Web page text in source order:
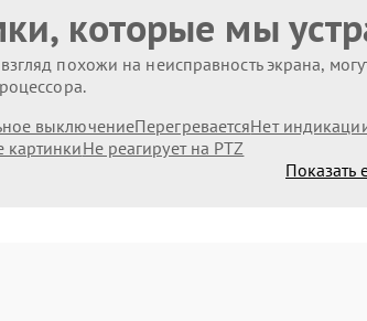
которые мы
похожи на неисправность экрана,
выключениеПерегреваетсяНет
Не реагирует на PTZ
Показать